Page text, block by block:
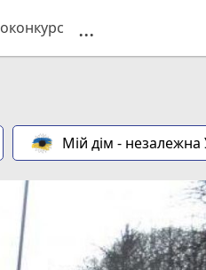
...
Мій дім - незалежна